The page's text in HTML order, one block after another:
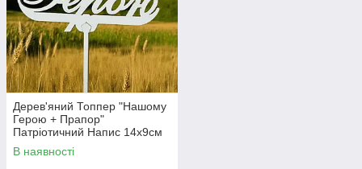
Дерев'яний Топпер "Нашому
Герою + Прапор"
Патріотичний Напис 14х9см
Білий Топер для Торта
Букета Квіти Фігурка
В наявності